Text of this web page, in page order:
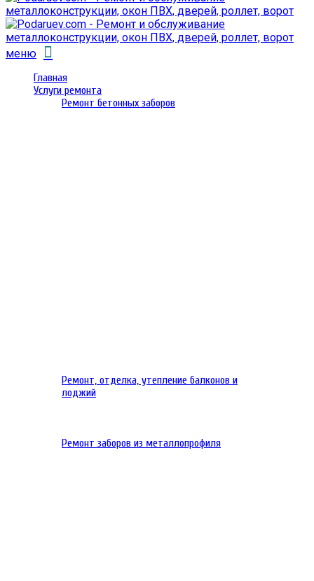
меню
Главная
Услуги ремонта
Ремонт бетонных заборов
Ремонт, отделка, утепление балконов и
лоджий
Ремонт заборов из металлопрофиля